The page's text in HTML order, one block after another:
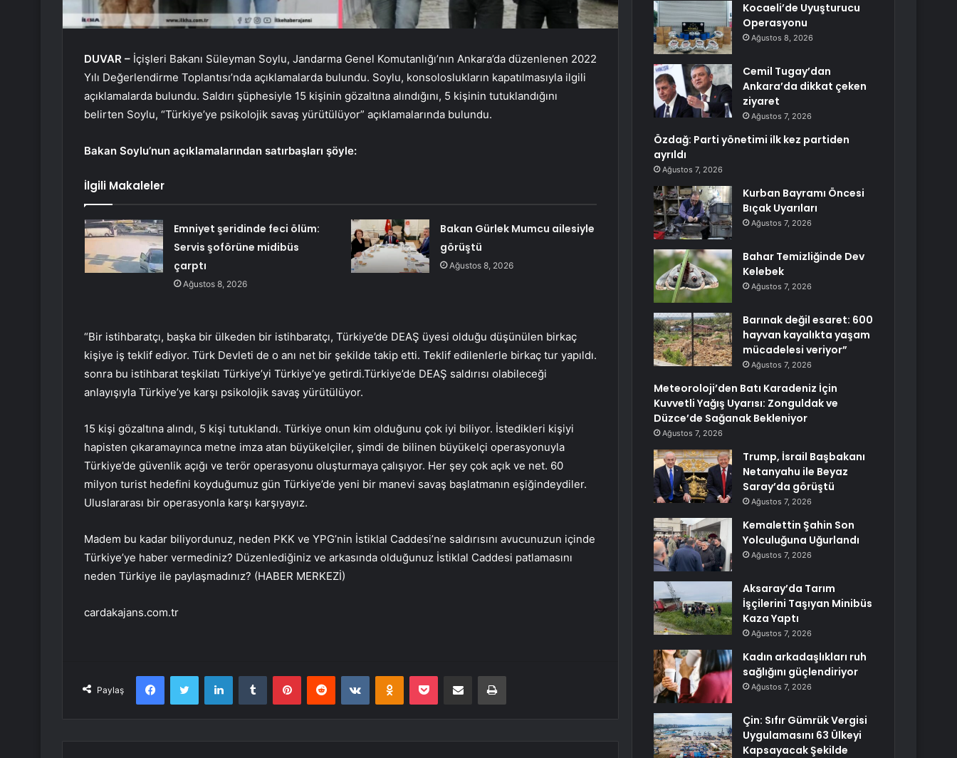
DUVAR – İçişleri Bakanı Süleyman Soylu, Jandarma Genel Komutanlığı’nın Ankara’da düzenlenen 2022
Yılı Değerlendirme Toplantısı’nda açıklamalarda bulundu. Soylu, konsoloslukların kapatılmasıyla ilgili
açıklamalarda bulundu. Saldırı şüphesiyle 15 kişinin gözaltına alındığını, 5 kişinin tutuklandığını
belirten Soylu, “Türkiye’ye psikolojik savaş yürütülüyor” açıklamalarında bulundu.
Bakan Soylu’nun açıklamalarından satırbaşları şöyle:
İlgili Makaleler
Emniyet şeridinde feci ölüm:
Servis şoförüne midibüs
çarptı
Ağustos 8, 2026
Bakan Gürlek Mumcu ailesiyle
görüştü
Ağustos 8, 2026
“Bir istihbaratçı, başka bir ülkeden bir istihbaratçı, Türkiye’de DEAŞ üyesi olduğu düşünülen birkaç
kişiye iş teklif ediyor. Türk Devleti de o anı net bir şekilde takip etti. Teklif edilenlerle birkaç tur yapıldı.
sonra bu istihbarat teşkilatı Türkiye’yi Türkiye’ye getirdi.Türkiye’de DEAŞ saldırısı olabileceği
anlayışıyla Türkiye’ye karşı psikolojik savaş yürütülüyor.
15 kişi gözaltına alındı, 5 kişi tutuklandı. Türkiye onun kim olduğunu çok iyi biliyor. İstedikleri kişiyi
hapisten çıkaramayınca metne imza atan büyükelçiler, şimdi de bilinen büyükelçi operasyonuyla
Türkiye’de güvenlik açığı ve terör operasyonu oluşturmaya çalışıyor. Her şey çok açık ve net. 60
milyon turist hedefini koyduğumuz gün Türkiye’de yeni bir manevi savaş başlatmanın eşiğindeydiler.
Uluslararası bir operasyonla karşı karşıyayız.
Madem bu kadar biliyordunuz, neden PKK ve YPG’nin İstiklal Caddesi’ne saldırısını avucunuzun içinde
Türkiye’ye haber vermediniz? Düzenlediğiniz ve arkasında olduğunuz İstiklal Caddesi patlamasını
neden Türkiye ile paylaşmadınız? (HABER MERKEZİ)
cardakajans.com.tr
Paylaş
FacebookTwitter LinkedInTumblr PinterestReddit VKontakteOdnoklassniki
Pocket E-Posta ile paylaş Yazdır
Kocaeli’de Uyuşturucu
Operasyonu
Ağustos 8, 2026
Cemil Tugay’dan
Ankara’da dikkat çeken
ziyaret
Ağustos 7, 2026
Özdağ: Parti yönetimi ilk kez partiden
ayrıldı
Ağustos 7, 2026
Kurban Bayramı Öncesi
Bıçak Uyarıları
Ağustos 7, 2026
Bahar Temizliğinde Dev
Kelebek
Ağustos 7, 2026
Barınak değil esaret: 600
hayvan kayalıkta yaşam
mücadelesi veriyor”
Ağustos 7, 2026
Meteoroloji’den Batı Karadeniz İçin
Kuvvetli Yağış Uyarısı: Zonguldak ve
Düzce’de Sağanak Bekleniyor
Ağustos 7, 2026
Trump, İsrail Başbakanı
Netanyahu ile Beyaz
Saray’da görüştü
Ağustos 7, 2026
Kemalettin Şahin Son
Yolculuğuna Uğurlandı
Ağustos 7, 2026
Aksaray’da Tarım
İşçilerini Taşıyan Minibüs
Kaza Yaptı
Ağustos 7, 2026
Kadın arkadaşlıkları ruh
sağlığını güçlendiriyor
Ağustos 7, 2026
Çin: Sıfır Gümrük Vergisi
Uygulamasını 63 Ülkeyi
Kapsayacak Şekilde